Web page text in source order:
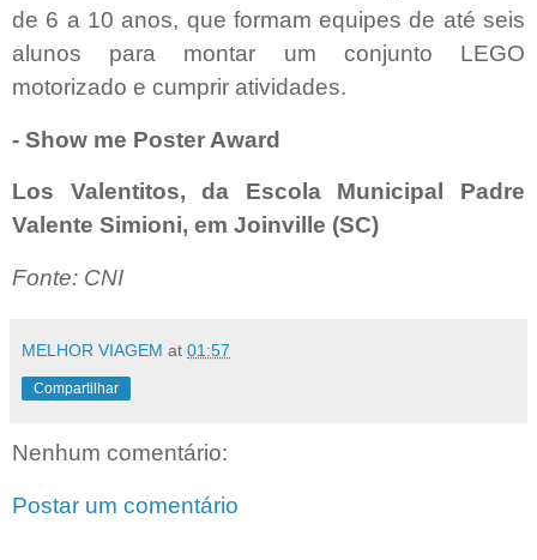
de 6 a 10 anos, que formam equipes de até seis
alunos para montar um conjunto LEGO
motorizado e cumprir atividades.
- Show me Poster Award
Los Valentitos, da Escola Municipal Padre
Valente Simioni, em Joinville (SC)
Fonte: CNI
MELHOR VIAGEM at 01:57
Compartilhar
Nenhum comentário:
Postar um comentário